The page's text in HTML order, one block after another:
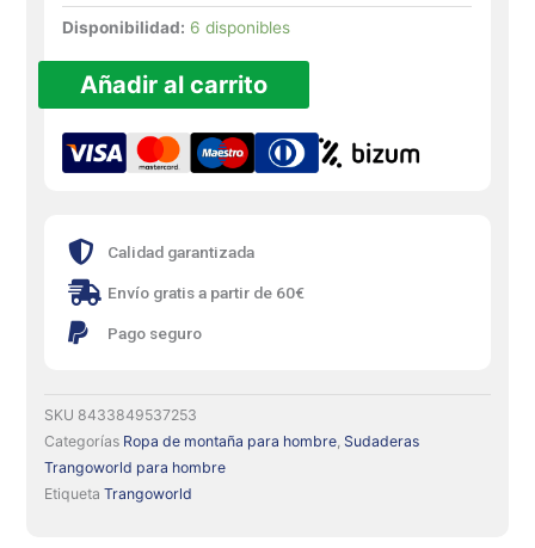
Disponibilidad: 6 disponibles
Añadir al carrito
Calidad garantizada
Envío gratis a partir de 60€
Pago seguro
SKU 8433849537253
Categorías Ropa de montaña para hombre Sudaderas
Trangoworld para hombre
Etiqueta Trangoworld